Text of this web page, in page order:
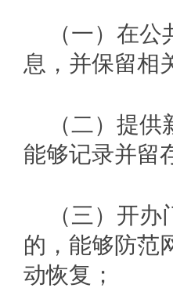
（一）在
息，并保留相
（二）提
能够记录并留
（三）开
的，能够防范
动恢复；